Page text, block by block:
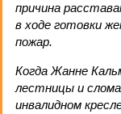
причина
в ходе готовки
пожар.
Когда Жанне
лестницы и
инвалидном